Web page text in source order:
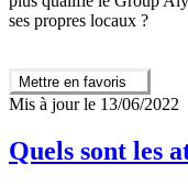
ses propres locaux ?
Mettre en favoris
Mis à jour le 13/06/2022
Quels sont les